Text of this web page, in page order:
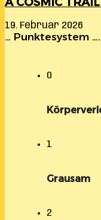
19. Februar 2026
… Punktesystem
0
1
Grausam
2